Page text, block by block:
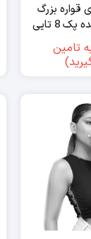
قواره بزرگ
8 تایی
تامین